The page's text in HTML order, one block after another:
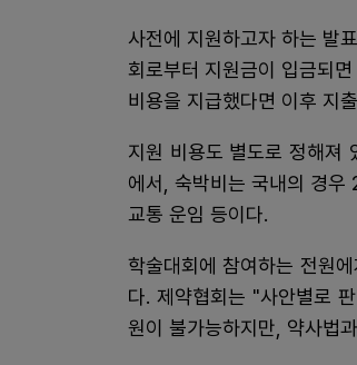
사전에 지원하고자 하는 발
회로부터 지원금이 입금되
비용을 지급했다면 이후 지
지원 비용도 별도로 정해져
에서, 숙박비는 국내의 경우
교통 운임 등이다.
학술대회에 참여하는 전원
다. 제약협회는 "사안별로
원이 불가능하지만, 약사법